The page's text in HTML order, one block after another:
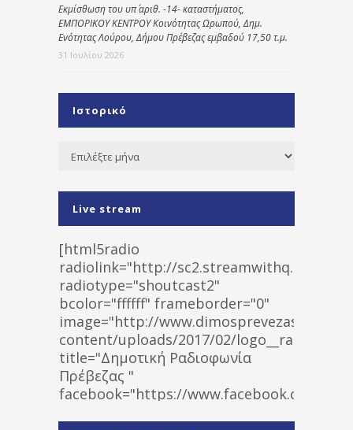
Εκμίσθωση του υπ΄ αριθ. -14- καταστήματος,
ΕΜΠΟΡΙΚΟΥ ΚΕΝΤΡΟΥ Κοινότητας Ωρωπού, Δημ.
Ενότητας Λούρου, Δήμου Πρέβεζας εμβαδού 17,50 τ.μ.
31 Ιουλίου 2026
Ιστορικό
Ιστορικό
Live stream
[html5radio
radiolink="http://
radiotype="shoutcast2"
bcolor="ffffff" frameborder="0"
image="http://www.dimosprevezas.gr/wp-
content/uploads/2017/02/
title="Δημοτική Ραδιοφωνία
Πρέβεζας "
facebook="https://www.facebook.com/